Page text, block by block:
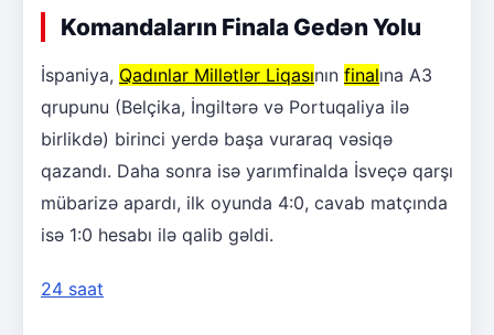
Komandaların Finala Gedən Yolu
İspaniya, Qadınlar Millətlər Liqasının finalına A3
qrupunu (Belçika, İngiltərə və Portuqaliya ilə
birlikdə) birinci yerdə başa vuraraq vəsiqə
qazandı. Daha sonra isə yarımfinalda İsveçə qarşı
mübarizə apardı, ilk oyunda 4:0, cavab matçında
isə 1:0 hesabı ilə qalib gəldi.
24 saat